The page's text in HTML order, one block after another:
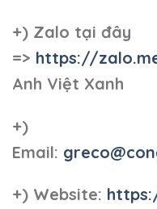
+) Zalo tại đây
=> https://
Anh Việt Xanh
+)
Email:
+) Website: